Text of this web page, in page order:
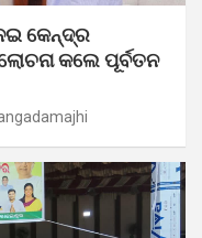
କେନ୍ଦ୍ର
କଲେ ପୂର୍ବତନ